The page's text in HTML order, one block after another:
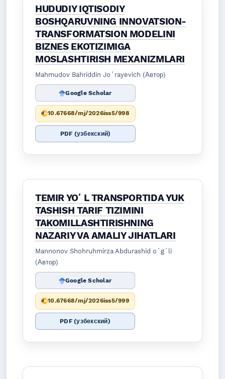
HUDUDIY IQTISODIY
BOSHQARUVNING INNOVATSION-
TRANSFORMATSION MODELINI
BIZNES EKOTIZIMIGA
MOSLASHTIRISH MEXANIZMLARI
Mahmudov Bahriddin Joʻrayevich (Автор)
Google Scholar
10.67668/mj/2026iss5/998
PDF (узбекский)
TEMIR YOʻL TRANSPORTIDA YUK
TASHISH TARIF TIZIMINI
TAKOMILLASHTIRISHNING
NAZARIY VA AMALIY JIHATLARI
Mannonov Shohruhmirza Abdurashid oʻgʻli
(Автор)
Google Scholar
10.67668/mj/2026iss5/999
PDF (узбекский)